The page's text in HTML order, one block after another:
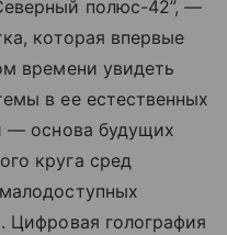
полюс-42”, —
которая впервые
времени увидеть
в ее естественных
— основа будущих
круга сред
Цифровая голография